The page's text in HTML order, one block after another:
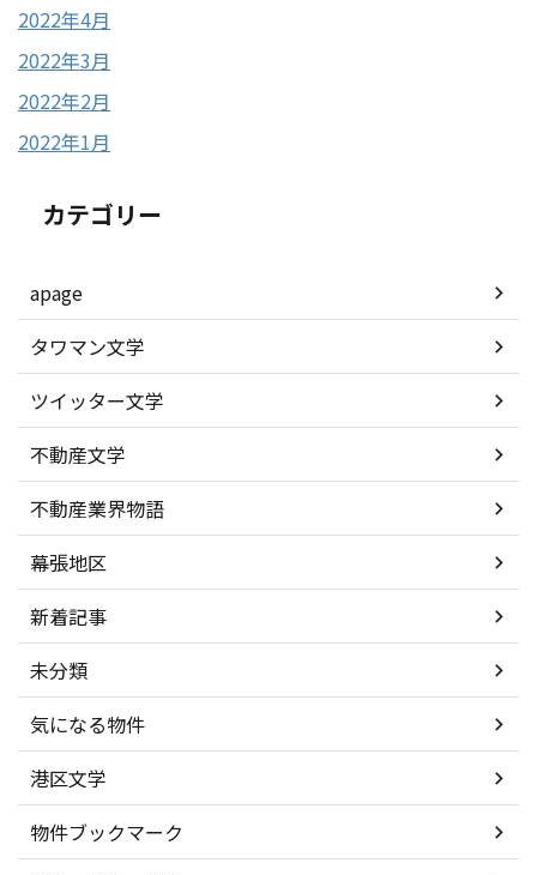
2022年4月
2022年3月
2022年2月
2022年1月
カテゴリー
apage
タワマン文学
ツイッター文学
不動産文学
不動産業界物語
幕張地区
新着記事
未分類
気になる物件
港区文学
物件ブックマーク